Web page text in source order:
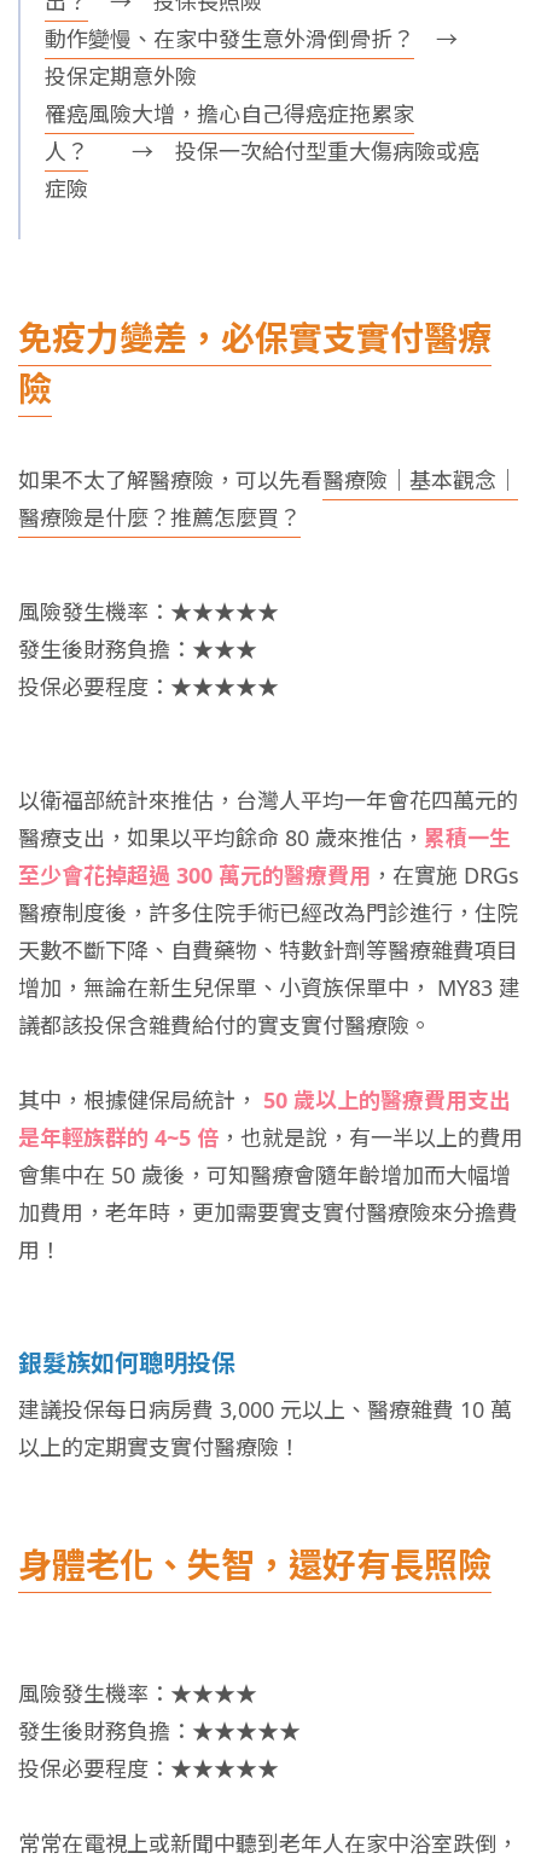
動作變慢、在家中發生意外滑倒骨折？
→
投保定期意外險
罹癌風險大增，擔心自己得癌症拖累家
人？
→ 投保一次給付型重大傷病險或癌
症險
免疫力變差，必保實支實付醫療
險
如果不太了解醫療險，可以先看醫療險｜基本觀念｜
醫療險是什麼？推薦怎麼買？
風險發生機率：★★★★★
發生後財務負擔：★★★
投保必要程度：★★★★★
以衛福部統計來推估，台灣人平均一年會花四萬元的
醫療支出，如果以平均餘命 80 歲來推估， 累積一生
至少會花掉超過 300 萬元的醫療費用 ，在實施 DRGs
醫療制度後，許多住院手術已經改為門診進行，住院
天數不斷下降、自費藥物、特數針劑等醫療雜費項目
增加，無論在新生兒保單、小資族保單中， MY83 建
議都該投保含雜費給付的實支實付醫療險。
其中，根據健保局統計， 50 歲以上的醫療費用支出
是年輕族群的 4~5 倍 ，也就是說，有一半以上的費用
會集中在 50 歲後，可知醫療會隨年齡增加而大幅增
加費用，老年時，更加需要實支實付醫療險來分擔費
用！
銀髮族如何聰明投保
建議投保每日病房費 3,000 元以上、醫療雜費 10 萬
以上的定期實支實付醫療險！
身體老化、失智，還好有長照險
風險發生機率：★★★★
發生後財務負擔：★★★★★
投保必要程度：★★★★★
常常在電視上或新聞中聽到老年人在家中浴室跌倒，